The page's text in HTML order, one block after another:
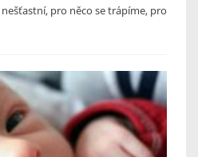
pro něco se trápíme, pro